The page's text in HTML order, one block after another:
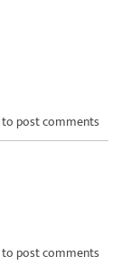
to post comments
to post comments